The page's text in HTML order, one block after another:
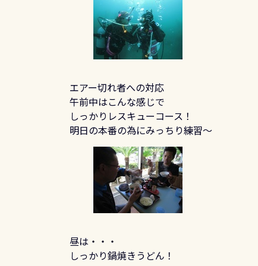
エアー切れ者への対応
午前中はこんな感じで
しっかりレスキューコース！
明日の本番の為にみっちり練習～
昼は・・・
しっかり鍋焼きうどん！